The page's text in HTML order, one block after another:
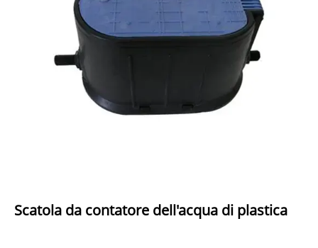
Scatola da contatore dell'acqua di plastica